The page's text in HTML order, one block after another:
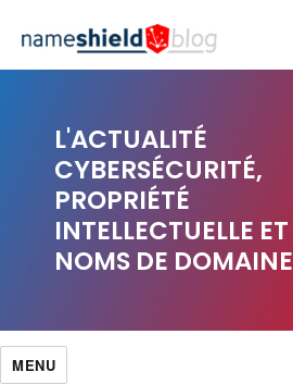
L'ACTUALITÉ
CYBERSÉCURITÉ,
PROPRIÉTÉ
INTELLECTUELLE ET
NOMS DE DOMAINE
MENU